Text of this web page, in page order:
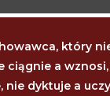
który
ciągnie a
nie dyktuje a